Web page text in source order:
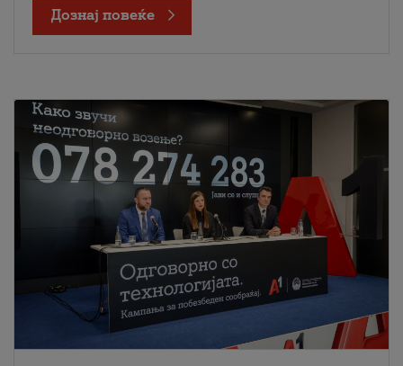
Дознај повеќе